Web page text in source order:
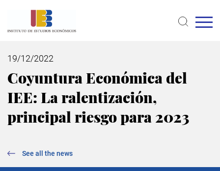
content
19/12/2022
Coyuntura Económica del
IEE: La ralentización,
principal riesgo para 2023
See all the news